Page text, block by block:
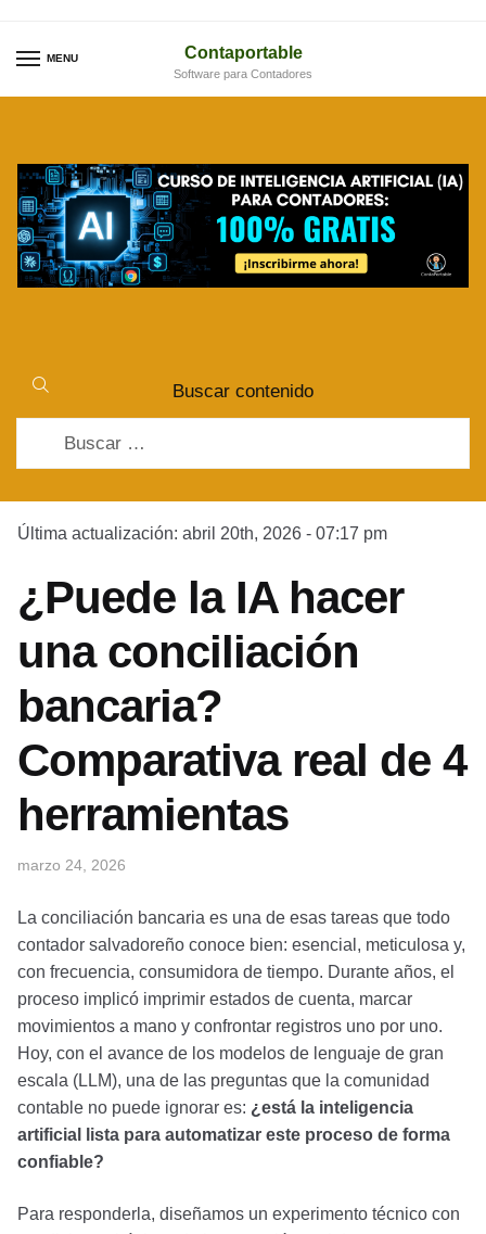
to
to
MENU Contaportable
Software para Contadores
Buscar contenido
Última actualización: abril 20th, 2026 - 07:17 pm
¿Puede la IA hacer
una conciliación
bancaria?
Comparativa real de 4
herramientas
marzo 24, 2026
La conciliación bancaria es una de esas tareas que todo
contador salvadoreño conoce bien: esencial, meticulosa y,
con frecuencia, consumidora de tiempo. Durante años, el
proceso implicó imprimir estados de cuenta, marcar
movimientos a mano y confrontar registros uno por uno.
Hoy, con el avance de los modelos de lenguaje de gran
escala (LLM), una de las preguntas que la comunidad
contable no puede ignorar es: ¿está la inteligencia
artificial lista para automatizar este proceso de forma
confiable?
Para responderla, diseñamos un experimento técnico con